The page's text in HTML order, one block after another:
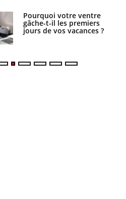
Pourquoi votre ventre
gâche-t-il les premiers
jours de vos vacances ?
Pourquoi manger moins
de protéines pourrait
finalement être bénéfique